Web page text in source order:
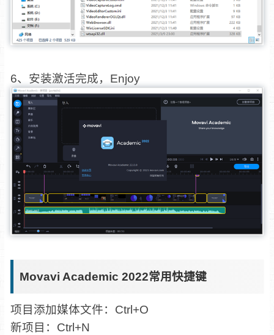
6、安装激活完成，Enjoy
Movavi Academic 2022常用快捷键
项目添加媒体文件：Ctrl+O
新项目：Ctrl+N